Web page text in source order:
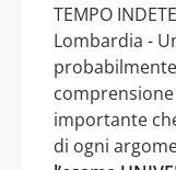
TEMPO
Lombardia -
importante
di ogni